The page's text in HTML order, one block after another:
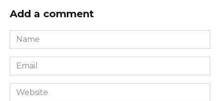
Add a comment
Name
*
Email
*
Website